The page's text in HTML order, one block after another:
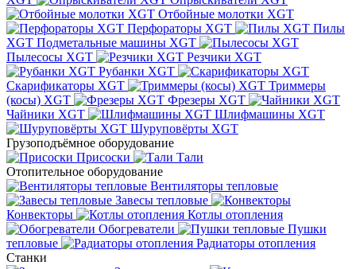
Отбойные молотки XGT
Перфораторы XGT
Пилы
XGT Подметальные машины XGT
Пылесосы XGT
Резчики XGT
Рубанки XGT
Скарификаторы XGT
Триммеры
(косы) XGT
Фрезеры XGT
Чайники XGT
Шлифмашины XGT
Шуруповёрты XGT
Грузоподъёмное оборудование
Присоски
Тали
Отопительное оборудование
Вентиляторы тепловые
Завесы тепловые
Конвекторы
Котлы отопления
Обогреватели
Пушки
тепловые
Радиаторы отопления
Станки